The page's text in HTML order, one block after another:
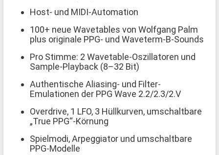
Host- und MIDI-Automation
100+ neue Wavetables von Wolfgang Palm
plus originale PPG- und Waveterm-B-Sounds
Pro Stimme: 2 Wavetable-Oszillatoren und
Sample-Playback (8–32 Bit)
Authentische Aliasing- und Filter-
Emulationen der PPG Wave 2.2/2.3/2.V
Overdrive, 1 LFO, 3 Hüllkurven, umschaltbare
„True PPG“-Körnung
Spielmodi, Arpeggiator und umschaltbare
PPG-Modelle